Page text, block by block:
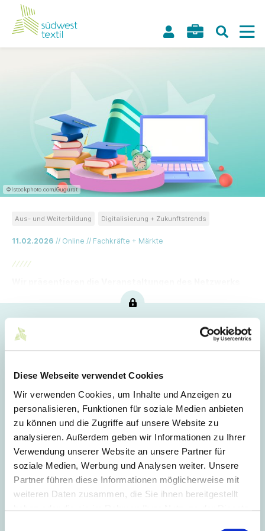
Diese Webseite verwendet Cookies
Wir verwenden Cookies, um Inhalte und Anzeigen zu
personalisieren, Funktionen für soziale Medien anbieten
zu können und die Zugriffe auf unsere Website zu
analysieren. Außerdem geben wir Informationen zu Ihrer
Verwendung unserer Website an unsere Partner für
soziale Medien, Werbung und Analysen weiter. Unsere
Partner führen diese Informationen möglicherweise mit
weiteren Daten zusammen, die Sie ihnen bereitgestellt
©Istockphoto.com/Gugurat
11.02.2026 // Online // Fachkräfte + Märkte
Aus- und Weiterbildung Digitalisierung + Zukunftstrends
von Mittelstand-Digital für den kommenden Monat.
Dieser Artikel ist nur für Mitglieder sichtbar.
Login
E-Mail
Passwort